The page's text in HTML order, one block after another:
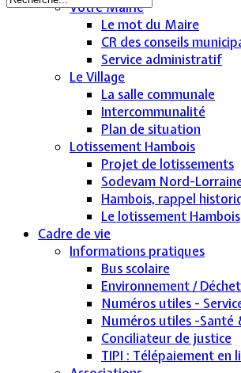
Votre Mairie
Le mot du Maire
CR des conseils
Service administratif
Le Village
La salle communale
Intercommunalité
Plan de situation
Lotissement Hambois
Projet de lotissements
Sodevam Nord-
Hambois, rappel
Le lotissement Hambois
Cadre de vie
Informations pratiques
Bus scolaire
Environnement /
Numéros utiles -
Numéros utiles -Santé
Conciliateur de justice
TIPI : Télépaiement en